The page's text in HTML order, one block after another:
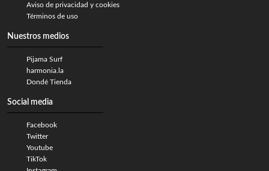
Aviso de privacidad y cookies
Términos de uso
Nuestros medios
Pijama Surf
harmonia.la
Dondé Tienda
Social media
Facebook
Twitter
Youtube
TikTok